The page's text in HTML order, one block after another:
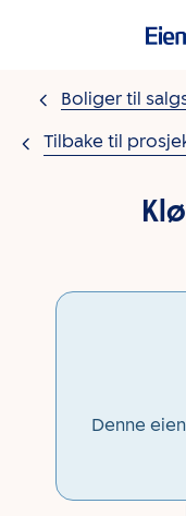
Boliger til
Tilbake til
Denne